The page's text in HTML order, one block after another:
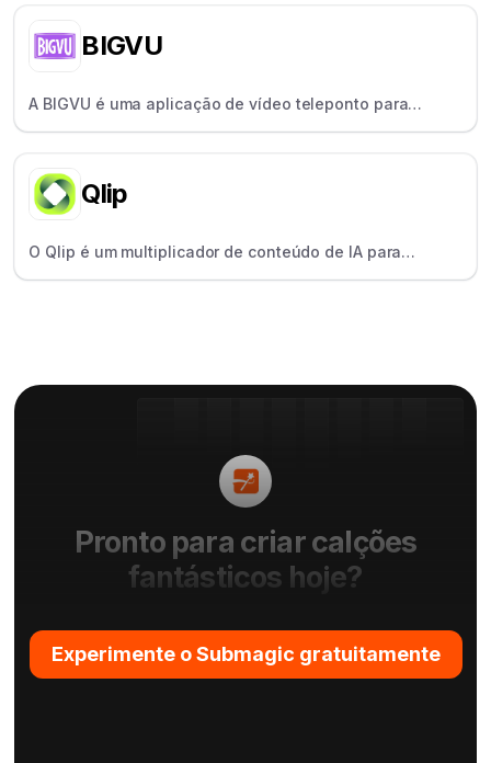
BIGVU
A BIGVU é uma aplicação de vídeo teleponto para
treinadores e educadores, equipada com
Qlip
O Qlip é um multiplicador de conteúdo de IA para
podcasters e criadores que utiliza a IA para identificar e
Pronto para criar calções
fantásticos hoje?
Experimente o Submagic gratuitamente